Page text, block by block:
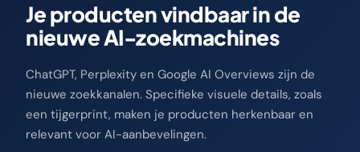
Je producten vindbaar in de
nieuwe AI-zoekmachines
ChatGPT, Perplexity en Google AI Overviews zijn de
nieuwe zoekkanalen. Specifieke visuele details, zoals
een tijgerprint, maken je producten herkenbaar en
relevant voor AI-aanbevelingen.